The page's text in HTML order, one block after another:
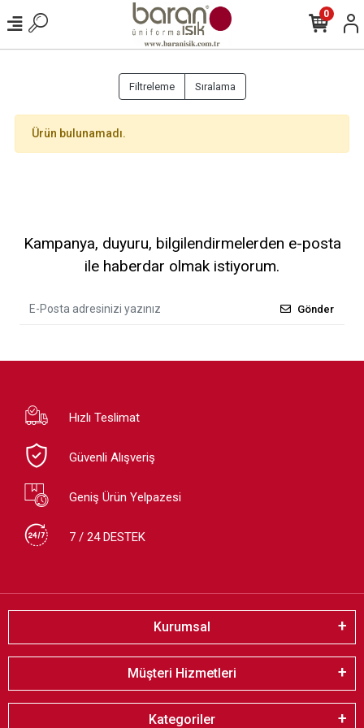
0
Filtreleme Sıralama
Ürün bulunamadı.
Kampanya, duyuru, bilgilendirmelerden e-posta
ile haberdar olmak istiyorum.
Gönder
Hızlı Teslimat
Güvenli Alışveriş
Geniş Ürün Yelpazesi
7 / 24 DESTEK
Kurumsal
Müşteri Hizmetleri
Kategoriler